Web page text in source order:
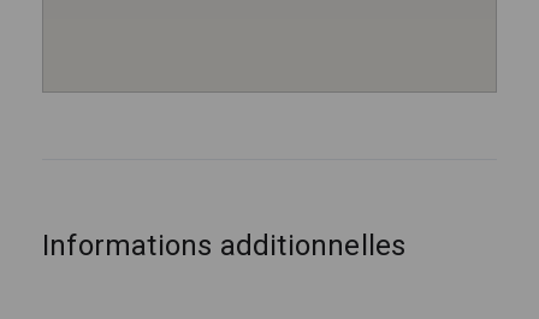
Informations additionnelles